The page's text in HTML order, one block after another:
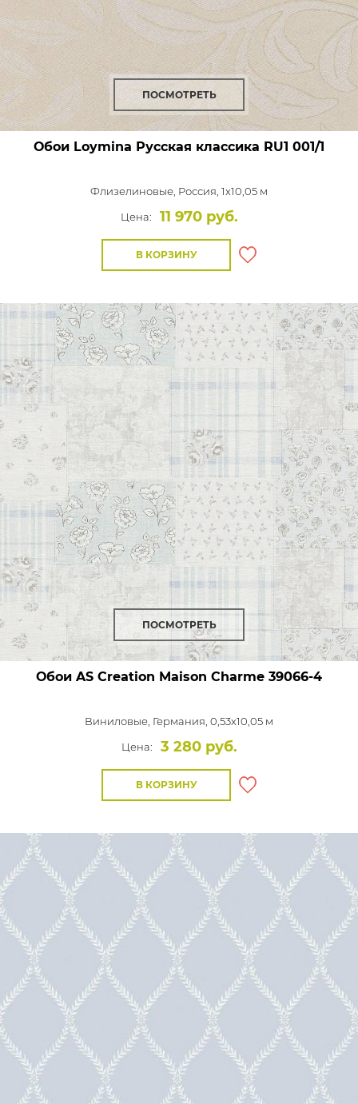
ПОСМОТРЕТЬ
Обои Loymina Русская классика RU1 001/1
Флизелиновые, Россия, 1x10,05 м
Цена:
11 970 руб.
В КОРЗИНУ
ПОСМОТРЕТЬ
Обои AS Creation Maison Charme 39066-4
Виниловые, Германия, 0,53x10,05 м
Цена:
3 280 руб.
В КОРЗИНУ